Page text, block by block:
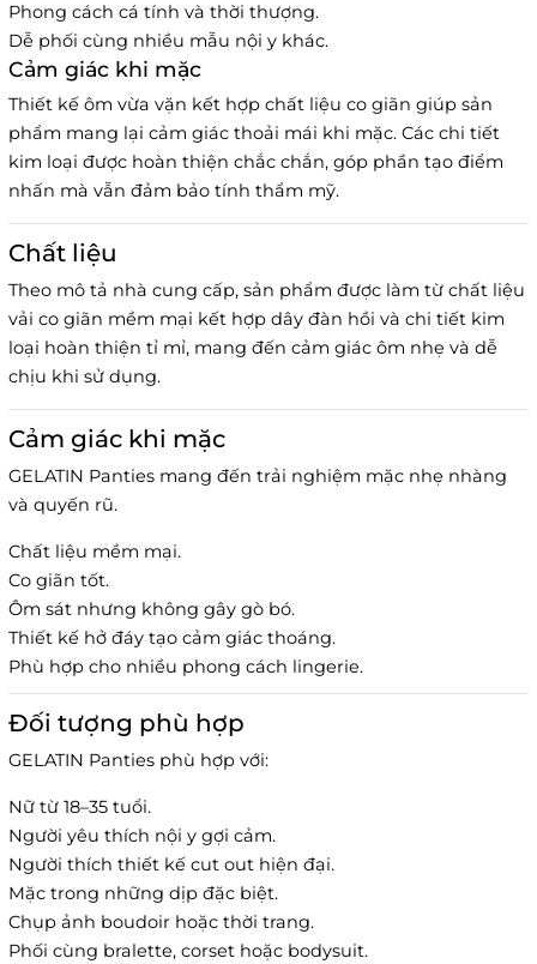
Phong cách cá tính và thời thượng.
Dễ phối cùng nhiều mẫu nội y khác.
Cảm giác khi mặc
Thiết kế ôm vừa vặn kết hợp chất liệu co giãn giúp sản
phẩm mang lại cảm giác thoải mái khi mặc. Các chi tiết
kim loại được hoàn thiện chắc chắn, góp phần tạo điểm
nhấn mà vẫn đảm bảo tính thẩm mỹ.
Chất liệu
Theo mô tả nhà cung cấp, sản phẩm được làm từ chất liệu
vải co giãn mềm mại kết hợp dây đàn hồi và chi tiết kim
loại hoàn thiện tỉ mỉ, mang đến cảm giác ôm nhẹ và dễ
chịu khi sử dụng.
Cảm giác khi mặc
GELATIN Panties mang đến trải nghiệm mặc nhẹ nhàng
và quyến rũ.
Chất liệu mềm mại.
Co giãn tốt.
Ôm sát nhưng không gây gò bó.
Thiết kế hở đáy tạo cảm giác thoáng.
Phù hợp cho nhiều phong cách lingerie.
Đối tượng phù hợp
GELATIN Panties phù hợp với:
Nữ từ 18–35 tuổi.
Người yêu thích nội y gợi cảm.
Người thích thiết kế cut out hiện đại.
Mặc trong những dịp đặc biệt.
Chụp ảnh boudoir hoặc thời trang.
Phối cùng bralette, corset hoặc bodysuit.